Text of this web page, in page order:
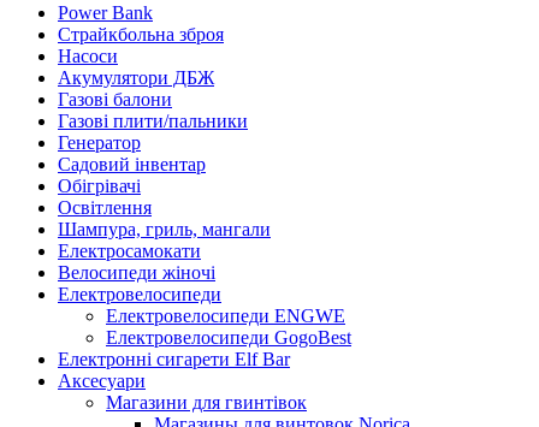
Power Bank
Страйкбольна зброя
Насоси
Акумулятори ДБЖ
Газові балони
Газові плити/пальники
Генератор
Садовий інвентар
Обігрівачі
Освітлення
Шампура, гриль, мангали
Електросамокати
Велосипеди жіночі
Електровелосипеди
Електровелосипеди ENGWE
Електровелосипеди GogoBest
Електронні сигарети Elf Bar
Аксесуари
Магазини для гвинтівок